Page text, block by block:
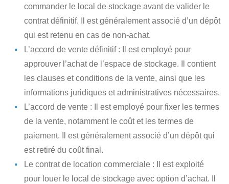
commander le local de stockage avant de valider le
contrat définitif. Il est généralement associé d’un dépôt
qui est retenu en cas de non-achat.
L’accord de vente définitif: Il est employé pour
approuver l’achat de l’espace de stockage. Il contient
les clauses et conditions de la vente, ainsi que les
informations juridiques et administratives nécessaires.
L’accord de vente : Il est employé pour fixer les termes
de la vente, notamment le coût et les termes de
paiement. Il est généralement associé d’un dépôt qui
est retiré du coût final.
Le contrat de location commerciale : Il est exploité
pour louer le local de stockage avec option d’achat. Il